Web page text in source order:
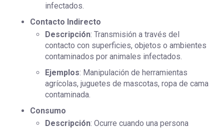
infectados.
Contacto Indirecto
Descripción: Transmisión a través del
contacto con superficies, objetos o ambientes
contaminados por animales infectados.
Ejemplos: Manipulación de herramientas
agrícolas, juguetes de mascotas, ropa de cama
contaminada.
Consumo
Descripción: Ocurre cuando una persona